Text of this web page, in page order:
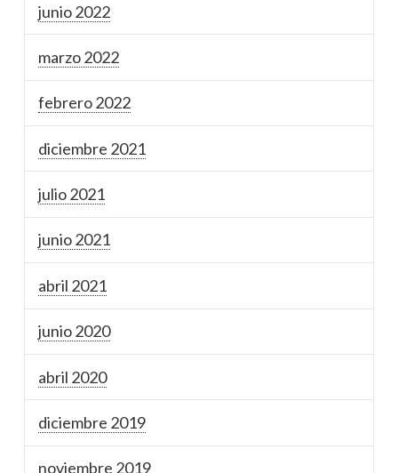
junio 2022
marzo 2022
febrero 2022
diciembre 2021
julio 2021
junio 2021
abril 2021
junio 2020
abril 2020
diciembre 2019
noviembre 2019